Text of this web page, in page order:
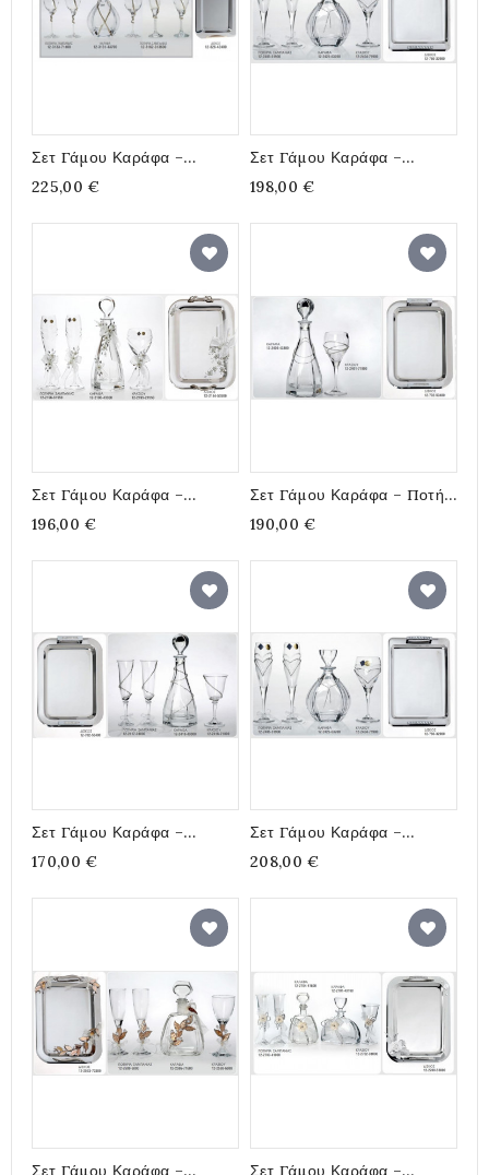
Σετ Γάμου Καράφα –
Χρυσή Και Ασημένια Βέργα
225,00 €
Σετ Γάμου Καράφα –
Στρας Και Κορδέλα
198,00 €
Σετ Γάμου Καράφα –
Ποτήρια Και Δίσκος
Στολισμένο Σε Σχήμα Φύλλα
196,00 €
Σετ Γάμου Καράφα – Ποτήρι
Και Δίσκος Στολισμένο Με
Σειρές Από Στρας
190,00 €
Σετ Γάμου Καράφα –
Ποτήρια Και Δίσκος Με
Στολισμό Από Στρας
170,00 €
Σετ Γάμου Καράφα –
Ποτήρια Και Δίσκος
Στολισμένο Από Μία Σειρά
208,00 €
Σετ Γάμου Καράφα – Σετ Γάμου Καράφα –